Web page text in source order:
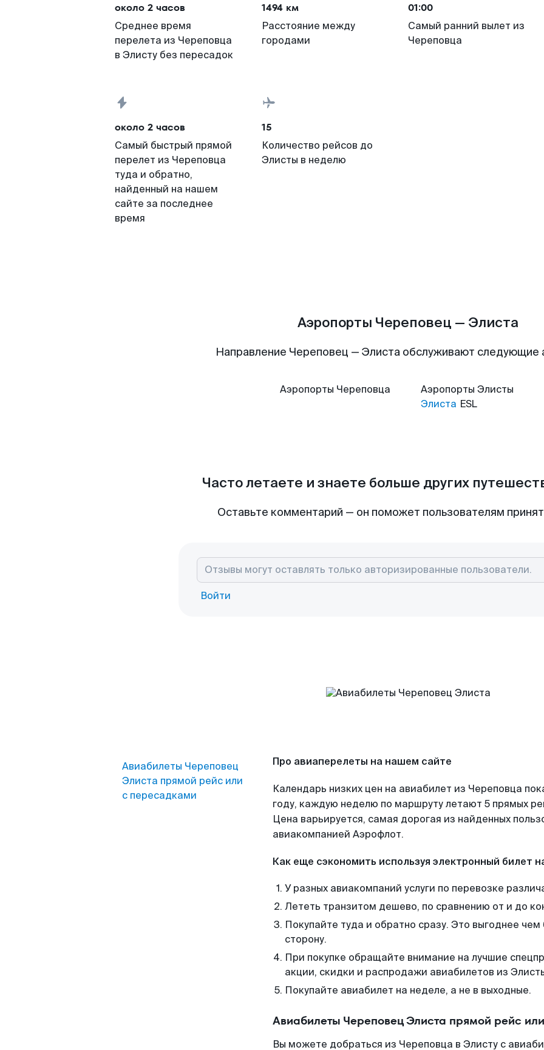
около 2 часов
Среднее время
перелета из Череповца
в Элисту без пересадок
1494 км
Расстояние между
городами
01:00
Самый ранний вылет из
Череповца
около 2 часов
Самый быстрый прямой
перелет из Череповца
туда и обратно,
найденный на нашем
сайте за последнее
время
15
Количество рейсов до
Элисты в неделю
Аэропорты Череповец — Элиста
Направление Череповец — Элиста обслуживают следующие
Аэропорты Череповца Аэропорты Элисты
Элиста ESL
Часто летаете и знаете больше других
Оставьте комментарий — он поможет пользователям
Войти
Авиабилеты Череповец
Элиста прямой рейс или
с пересадками
Про авиаперелеты на нашем сайте
Календарь низких цен на авиабилет из Череповца
году, каждую неделю по маршруту летают 5 прямых
Цена варьируется, самая дорогая из найденных
авиакомпанией Аэрофлот.
Как еще сэкономить используя электронный билет
У разных авиакомпаний услуги по перевозке
Лететь транзитом дешево, по сравнению от и до
Покупайте туда и обратно сразу. Это выгоднее
сторону.
При покупке обращайте внимание на лучшие
акции, скидки и распродажи авиабилетов из
Покупайте авиабилет на неделе, а не в выходные.
Авиабилеты Череповец Элиста прямой рейс
Вы можете добраться из Череповца в Элисту с